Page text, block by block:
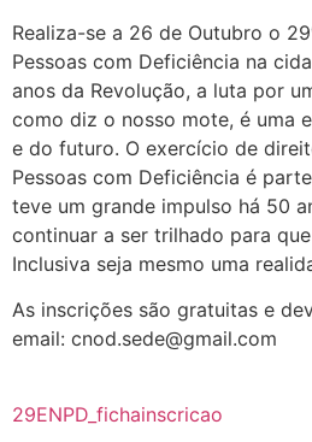
Realiza-se a 26 de Outubro o
Pessoas com Deficiência na
anos da Revolução, a luta por
como diz o nosso mote, é uma
e do futuro. O exercício de
Pessoas com Deficiência é
teve um grande impulso há 50
continuar a ser trilhado para
Inclusiva seja mesmo uma
As inscrições são gratuitas e
email: cnod.sede@gmail.com
29ENPD_fichainscricao